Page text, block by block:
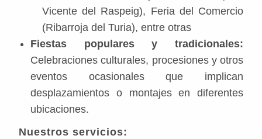
Vicente del Raspeig), Feria del Comercio
(Ribarroja del Turia), entre otras
Fiestas populares y tradicionales:
Celebraciones culturales, procesiones y otros
eventos ocasionales que implican
desplazamientos o montajes en diferentes
ubicaciones.
Nuestros servicios: